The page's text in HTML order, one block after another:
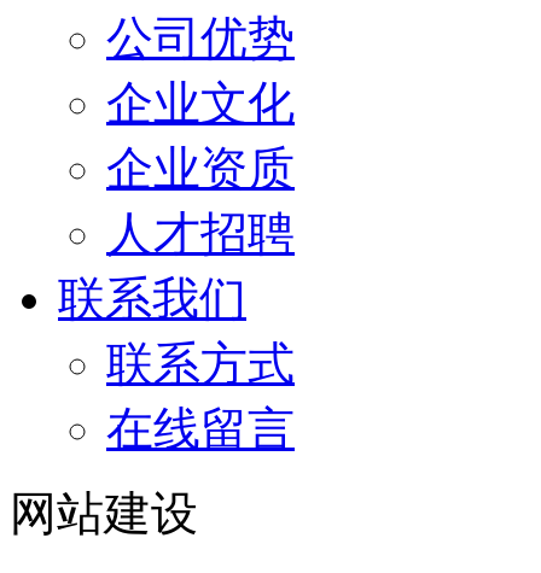
公司优势
企业文化
企业资质
人才招聘
联系我们
联系方式
在线留言
网站建设